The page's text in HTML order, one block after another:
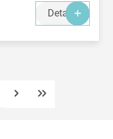
Details